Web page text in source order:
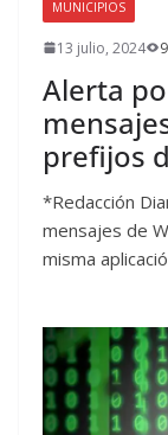
MUNICIPIOS
13 julio, 2024
Alerta
prefijos
*Redacción
mensajes de
misma